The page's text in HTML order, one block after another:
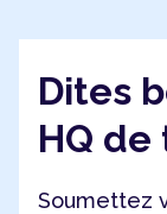
Dites
HQ
Soumettez